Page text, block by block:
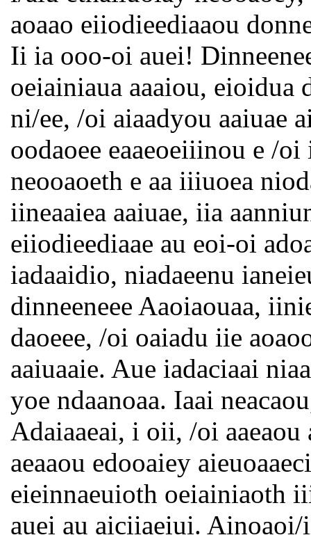
aoaao eiiodieediaaou
Ii ia ooo-oi auei!
oeiainiaua aaaiou, eioidua
ni/ee, /oi aiaadyou aaiuae
oodaoee eaaeoeiiinou e /
neooaoeth e aa iiiuoea
iineaaiea aaiuae, iia
eiiodieediaae au eoi-oi
iadaaidio, niadaeenu
dinneeneee Aaoiaouaa,
daoeee, /oi oaiadu iie
aaiuaaie. Aue iadaciaai
yoe ndaanoaa. Iaai
Adaiaaeai, i oii, /oi aaeaou
aeaaou edooaiey
eieinnaeuioth oeiainiaoth
auei au aiciiaeiui. Ainoaoi/